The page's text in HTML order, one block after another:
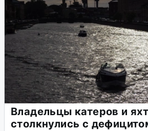
Владельцы катеров и яхт
столкнулись с